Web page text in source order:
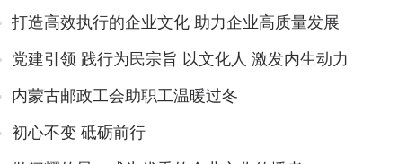
打造高效执行的企业文化 助力企业高质量发展
党建引领 践行为民宗旨 以文化人 激发内生动力
内蒙古邮政工会助职工温暖过冬
初心不变 砥砺前行